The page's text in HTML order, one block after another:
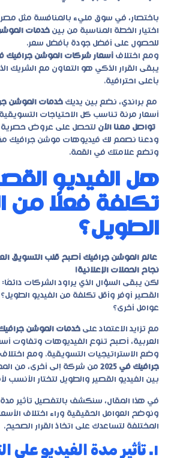
باختصار، في سوق مليء بالمنافسة مثل
اختيار الخطة المناسبة من بين خدمات
للحصول على أفضل جودة بأفضل سعر.
ومع اختلاف أسعار شركات الموشن جرافيك في
يبقى القرار الذكي هو التعاون مع الشريك
بأعلى احترافية.
مع براندي، نضع بين يديك خدمات الموشن
أسعار مرنة تناسب كل الاحتياجات
تواصل معنا الآن لتحصل على عروض حصرية
ودعنا نصمم لك فيديوهات موشن جرافيك
وتضع علامتك في القمة.
هل الفيديو
تكلفة فعلًا من
الطويل؟
عالم الموشن جرافيك أصبح قلب التسويق
نجاح الحملات الإعلانية!
لكن يبقى السؤال الذي يراود الشركات دائمًا:
القصير أوفر وأقل تكلفة من الفيديو
عوامل أخرى؟
مع تزايد الاعتماد على خدمات الموشن
العربية، أصبح تنوع الفيديوهات وتفاوت
وضع الاستراتيجيات التسويقية. ومع اختلاف
جرافيك في 2025
من شركة إلى أخرى، من
بين الفيديو القصير والطويل لتختار الأنسب
في هذا المقال، سنكشف بالتفصيل تأثير مدة
ونوضح العوامل الحقيقية وراء اختلاف
المختلفة لتساعدك على اتخاذ القرار الصحيح.
١. تأثير مدة الفيديو على التكلفة